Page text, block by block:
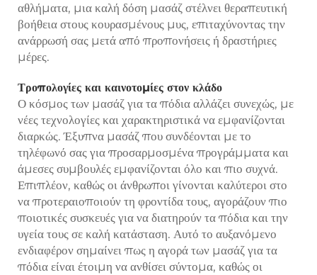
αθλήματα, μια καλή δόση μασάζ στέλνει θεραπευτική
βοήθεια στους κουρασμένους μυς, επιταχύνοντας την
ανάρρωσή σας μετά από προπονήσεις ή δραστήριες
μέρες.
Τροπολογίες και καινοτομίες στον κλάδο
Ο κόσμος των μασάζ για τα πόδια αλλάζει συνεχώς, με
νέες τεχνολογίες και χαρακτηριστικά να εμφανίζονται
διαρκώς. Έξυπνα μασάζ που συνδέονται με το
τηλέφωνό σας για προσαρμοσμένα προγράμματα και
άμεσες συμβουλές εμφανίζονται όλο και πιο συχνά.
Επιπλέον, καθώς οι άνθρωποι γίνονται καλύτεροι στο
να προτεραιοποιούν τη φροντίδα τους, αγοράζουν πιο
ποιοτικές συσκευές για να διατηρούν τα πόδια και την
υγεία τους σε καλή κατάσταση. Αυτό το αυξανόμενο
ενδιαφέρον σημαίνει πως η αγορά των μασάζ για τα
πόδια είναι έτοιμη να ανθίσει σύντομα, καθώς οι